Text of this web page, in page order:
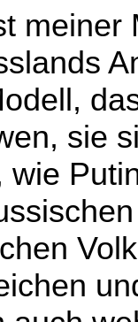
meiner
sie
wie